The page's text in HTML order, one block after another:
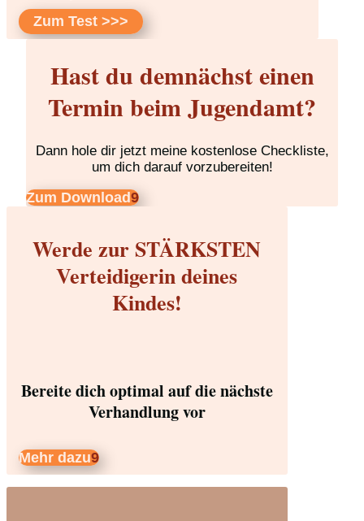
Zum Test >>>
Hast du demnächst einen
Termin beim Jugendamt?
Dann hole dir jetzt meine kostenlose Checkliste,
um dich darauf vorzubereiten!
Zum Download
Werde zur STÄRKSTEN
Verteidigerin deines
Kindes!
Bereite dich optimal auf die nächste
Verhandlung vor
Mehr dazu